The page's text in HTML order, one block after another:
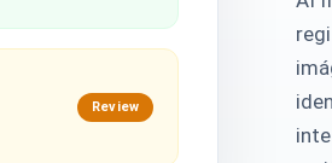
Review